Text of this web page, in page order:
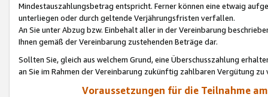
Mindestauszahlungsbetrag entspricht. Ferner können eine etwaig
unterliegen oder durch geltende Verjährungsfristen verfallen.
An Sie unter Abzug bzw. Einbehalt aller in der Vereinbarung
Ihnen gemäß der Vereinbarung zustehenden Beträge dar.
Sollten Sie, gleich aus welchem Grund, eine Überschusszahlung
an Sie im Rahmen der Vereinbarung zukünftig zahlbaren Vergütung zu
Voraussetzungen für die Teilnahme